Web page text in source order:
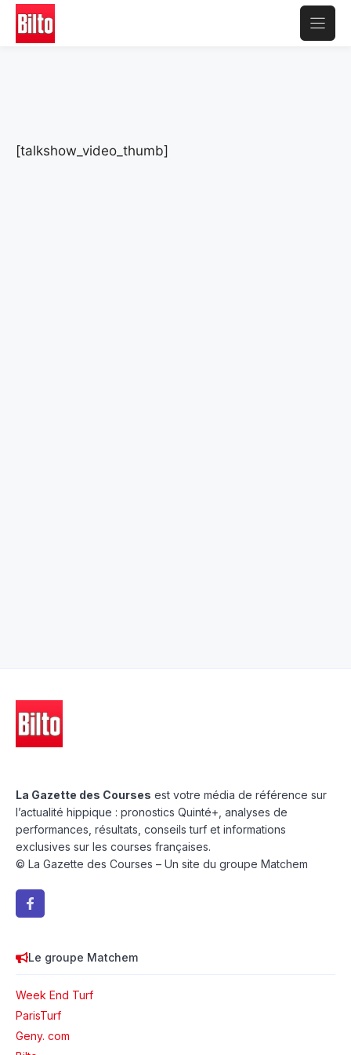
Aller
contenu
[talkshow_video_thumb]
La Gazette des Courses est votre média de référence sur
l’actualité hippique : pronostics Quinté+, analyses de
performances, résultats, conseils turf et informations
exclusives sur les courses françaises.
© La Gazette des Courses – Un site du groupe Matchem
Le groupe Matchem
Week End Turf
ParisTurf
Geny. com